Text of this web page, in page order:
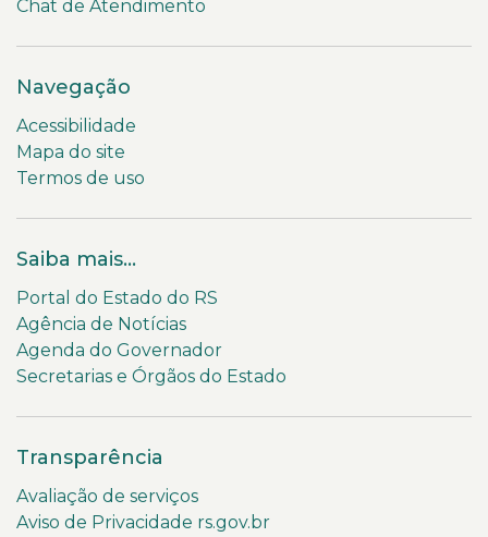
Chat de Atendimento
Navegação
Acessibilidade
Mapa do site
Termos de uso
Saiba mais...
Portal do Estado do RS
Agência de Notícias
Agenda do Governador
Secretarias e Órgãos do Estado
Transparência
Avaliação de serviços
Aviso de Privacidade rs.gov.br